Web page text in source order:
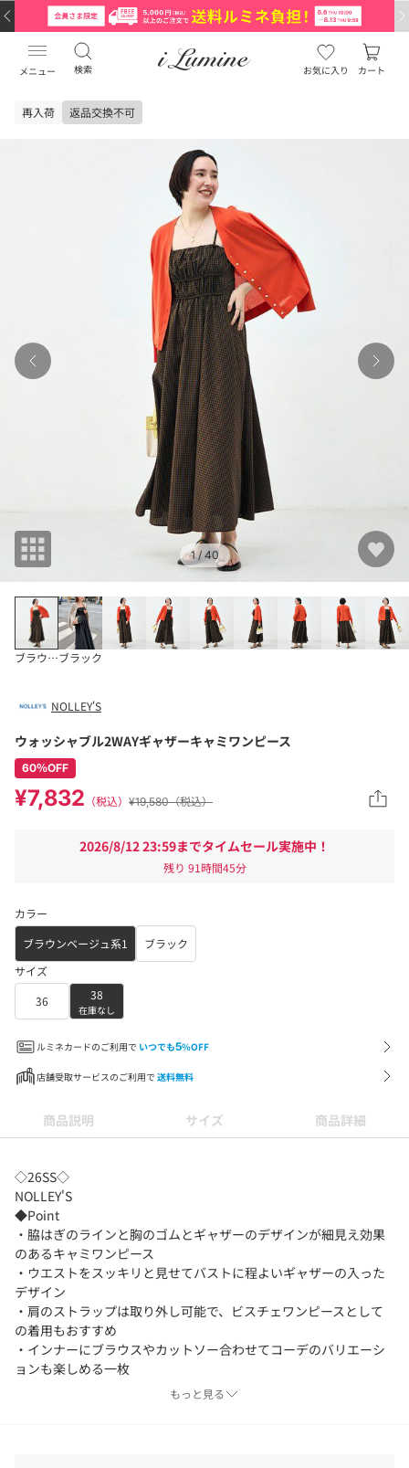
メニュー 検索 お気に入り カート
再入荷 返品交換不可
1/ 40
ブラウンベージュ系1
ブラック
NOLLEY'S
ウォッシャブル2WAYギャザーキャミワンピース
60％OFF
¥7,832 （税込） ¥19,580（税込）
2026/8/12 23:59までタイムセール実施中！
残り 91時間45分
カラー
ブラウンベージュ系1
ブラック
サイズ
36
38
在庫なし
ルミネカードのご利用で いつでも5%OFF
店舗受取サービスのご利用で 送料無料
商品説明 サイズ 商品詳細
◇26SS◇
NOLLEY'S
◆Point
・脇はぎのラインと胸のゴムとギャザーのデザインが細見え効果
のあるキャミワンピース
・ウエストをスッキリと見せてバストに程よいギャザーの入った
デザイン
・肩のストラップは取り外し可能で、ビスチェワンピースとして
の着用もおすすめ
・インナーにブラウスやカットソー合わせてコーデのバリエーシ
ョンも楽しめる一枚
・上からジャケットやブラウスを羽織ってオフィスカジュアルに
もっと見る